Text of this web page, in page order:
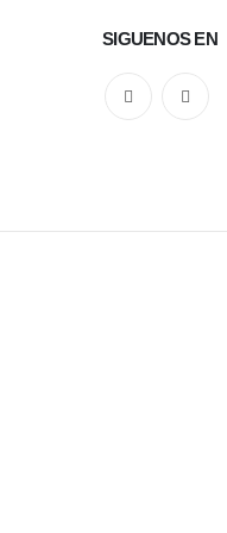
SIGUENOS EN